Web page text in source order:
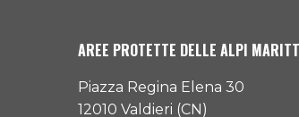
AREE PROTETTE DELLE ALPI
Piazza Regina Elena 30
12010 Valdieri (CN)